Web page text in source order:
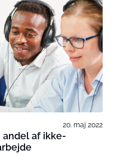
20. maj 2022
andel af ikke-